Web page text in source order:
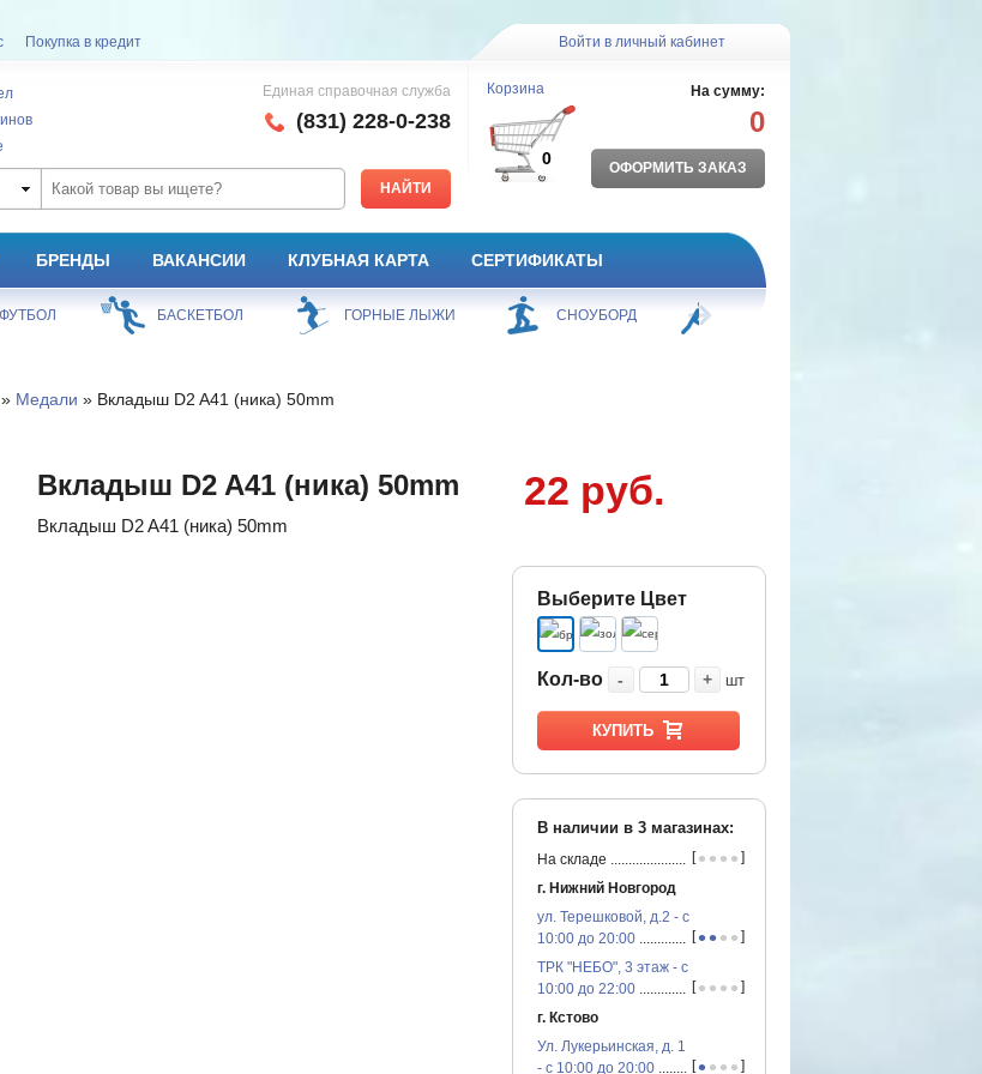
Покупка в кредит Войти в личный кабинет
Единая справочная служба
(831) 228-0-238
Корзина
0
На сумму:
0
ОФОРМИТЬ ЗАКАЗ
БРЕНДЫ ВАКАНСИИ КЛУБНАЯ КАРТА СЕРТИФИКАТЫ
ФУТБОЛ БАСКЕТБОЛ ГОРНЫЕ ЛЫЖИ СНОУБОРД
» Медали » Вкладыш D2 A41 (ника) 50mm
Вкладыш D2 A41 (ника) 50mm
Вкладыш D2 A41 (ника) 50mm
22 руб.
Выберите Цвет
Кол-во - + шт
КУПИТЬ
В наличии в 3магазинах:
На складе ...............................................
[•••• ]
г. Нижний Новгород
ул. Терешковой, д.2 - с
10:00 до 20:00...............................................
[•••• ]
ТРК "НЕБО", 3 этаж - с
10:00 до 22:00...............................................
[•••• ]
г. Кстово
Ул. Лукерьинская, д. 1
- с 10:00 до 20:00...............................................
[•••• ]